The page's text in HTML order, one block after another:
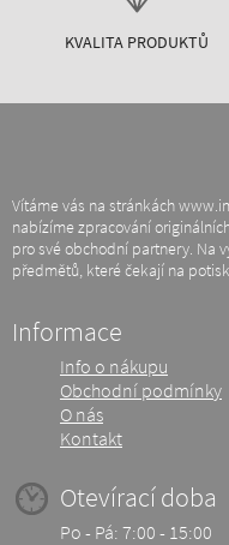
KVALITA PRODUKTŮ
Vítáme vás na stránkách
nabízíme zpracování
pro své obchodní partnery. Na
předmětů, které čekají na
Informace
Info o nákupu
Obchodní podmínky
O nás
Kontakt
Otevírací doba
Po - Pá: 7:00 - 15:00